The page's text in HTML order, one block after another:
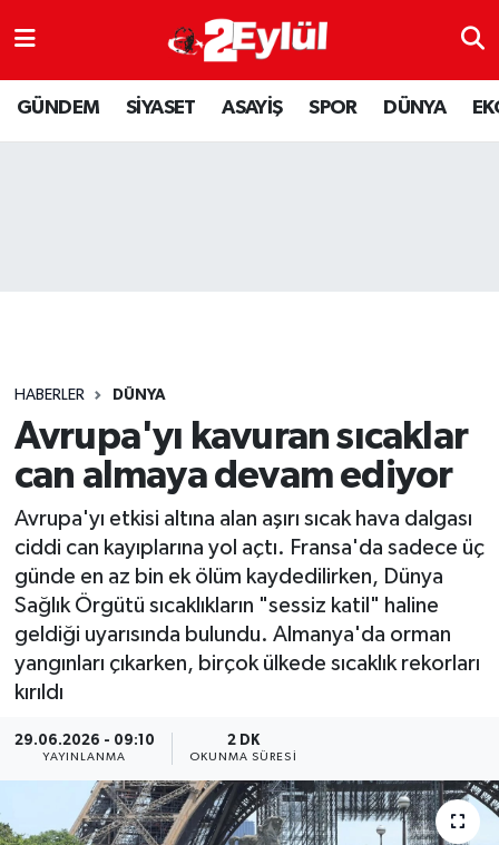
GÜNDEM SİYASET ASAYİŞ SPOR DÜNYA
HABERLER DÜNYA
Avrupa'yı kavuran sıcaklar
can almaya devam ediyor
Avrupa'yı etkisi altına alan aşırı sıcak hava dalgası
ciddi can kayıplarına yol açtı. Fransa'da sadece üç
günde en az bin ek ölüm kaydedilirken, Dünya
Sağlık Örgütü sıcaklıkların "sessiz katil" haline
geldiği uyarısında bulundu. Almanya'da orman
yangınları çıkarken, birçok ülkede sıcaklık rekorları
kırıldı
29.06.2026 - 09:10
YAYINLANMA
2 DK
OKUNMA SÜRESI
ASAYİŞ
DÜNYA
SPOR
YAŞAM
Nöbetçi Eczaneler
Hava Durumu
Son Dakika Haberleri
Haber Arşivi